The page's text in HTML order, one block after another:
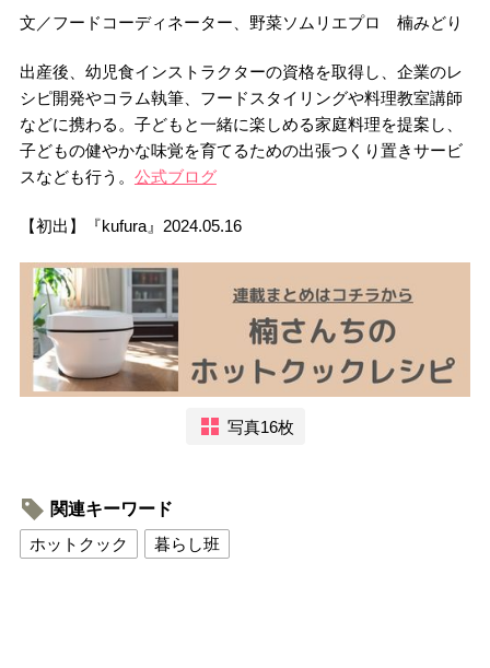
文／フードコーディネーター、野菜ソムリエプロ 楠みどり
出産後、幼児食インストラクターの資格を取得し、企業のレ
シピ開発やコラム執筆、フードスタイリングや料理教室講師
などに携わる。子どもと一緒に楽しめる家庭料理を提案し、
子どもの健やかな味覚を育てるための出張つくり置きサービ
スなども行う。 公式ブログ
【初出】『kufura』2024.05.16
写真16枚
関連キーワード
ホットクック
暮らし班